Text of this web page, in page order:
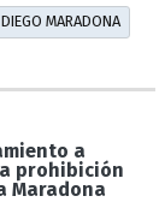
DIEGO MARADONA
a
prohibición
Maradona